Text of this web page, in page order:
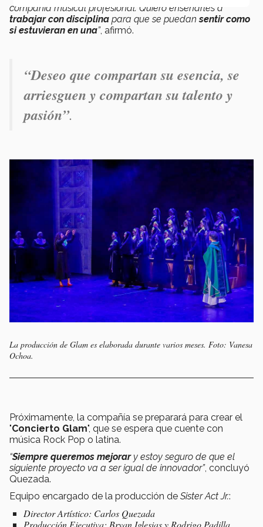
compañía musical profesional. Quiero enseñarles a
trabajar con disciplina para que se puedansentir como
si estuvieran en una”, afirmó.
“Deseo que compartan su esencia, se
arriesguen y compartan su talento y
pasión”.
La producción de Glam es elaborada durante varios meses. Foto: Vanesa
Ochoa.
Próximamente, la compañía se preparará para crear el
"Concierto Glam", que se espera que cuente con
música Rock Pop o latina.
“Siempre queremos mejorary estoy seguro de que el
siguiente proyecto va a ser igual de innovador”, concluyó
Quezada.
Equipo encargado de la producción de Sister Act Jr.:
Director Artístico: Carlos Quezada
Producción Ejecutiva: Bryan Iglesias y Rodrigo Padilla